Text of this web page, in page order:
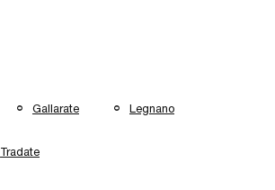
Gallarate Legnano
Tradate